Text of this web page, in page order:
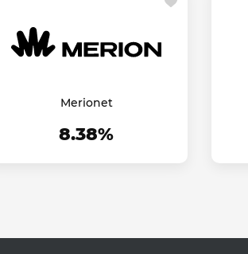
Merionet
8.38%